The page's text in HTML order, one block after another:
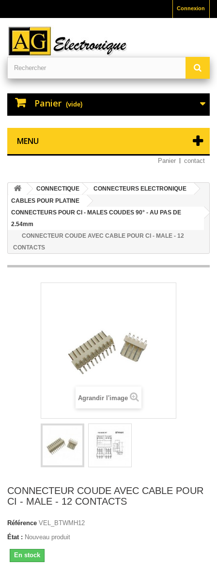
Connexion
Panier (vide)
MENU
Panier contact
CONNECTIQUE
CONNECTEURS ELECTRONIQUE
CABLES POUR PLATINE
CONNECTEURS POUR CI - MALES COUDES 90° - AU PAS DE
2.54mm
CONNECTEUR COUDE AVEC CABLE POUR CI - MALE - 12
CONTACTS
Agrandir l'image
CONNECTEUR COUDE AVEC CABLE POUR
CI - MALE - 12 CONTACTS
Référence VEL_BTWMH12
État : Nouveau produit
En stock